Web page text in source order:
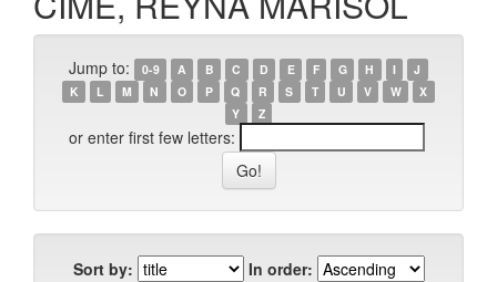
Jump to: 0-9 A B C D E F G H I
J
K
L M N O P Q R S T U V W
X
Y
Z
or enter first few letters:
Sort by:
In order: